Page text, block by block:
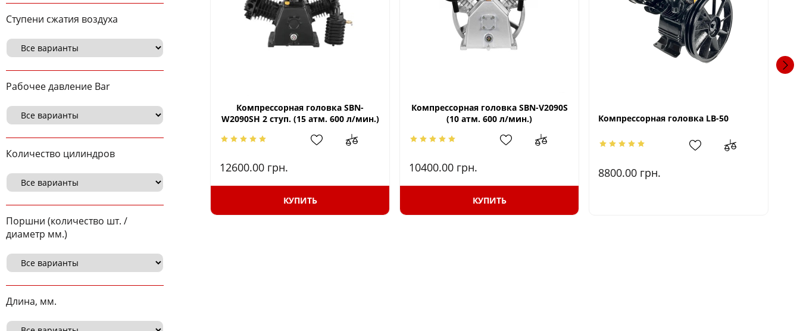
Ступени сжатия воздуха
Рабочее давление Bar
Количество цилиндров
Поршни (количество шт. /
диаметр мм.)
Длина, мм.
Компрессорная головка SBN-
W2090SH 2 ступ. (15 атм. 600 л/мин.)
12600.00 грн.
КУПИТЬ
Компрессорная головка SBN-V2090S
(10 атм. 600 л/мин.)
10400.00 грн.
КУПИТЬ
Компрессорная головка LB-50
8800.00 грн.